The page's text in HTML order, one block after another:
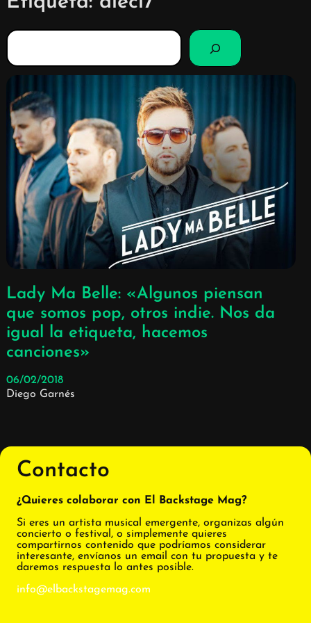
B
u
a
r
Lady Ma Belle: «Algunos piensan
que somos pop, otros indie. Nos da
igual la etiqueta, hacemos
canciones»
06/02/2018
Diego Garnés
Contacto
¿Quieres colaborar con El Backstage Mag?
Si eres un artista musical emergente, organizas algún
concierto o festival, o simplemente quieres
compartirnos contenido que podríamos considerar
interesante, envíanos un email con tu propuesta y te
daremos respuesta lo antes posible.
info@elbackstagemag.com